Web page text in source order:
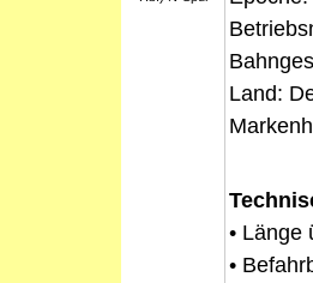
Land:
• Länge
•